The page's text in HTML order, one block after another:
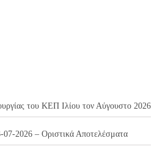
του ΚΕΠ Ιλίου τον Αύγουστο 2026
07-2026 – Οριστικά Αποτελέσματα